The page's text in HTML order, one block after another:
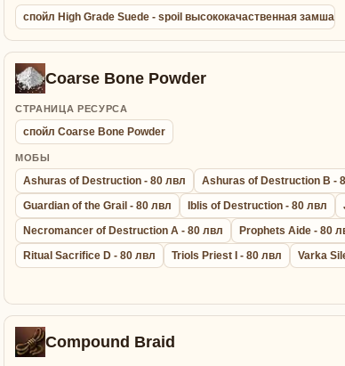
- Браслет Сбора Энергии
спойл High Grade Suede - spoil высококачаственная замша
Coarse Bone Powder
СТРАНИЦА РЕСУРСА
спойл Coarse Bone Powder
МОБЫ
Ashuras of Destruction - 80 лвл
Ashuras of Destruction B -
Guardian of the Grail - 80 лвл
Iblis of Destruction - 80 лвл
Necromancer of Destruction A - 80 лвл
Prophets Aide - 80
Ritual Sacrifice D - 80 лвл
Triols Priest I - 80 лвл Varka
Compound Braid